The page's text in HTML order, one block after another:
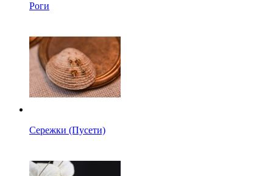
Роги
Сережки (Пусети)